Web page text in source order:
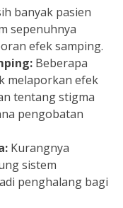
banyak pasien
sepenuhnya
efek samping.
Beberapa
melaporkan efek
tentang stigma
pengobatan
Kurangnya
sistem
penghalang bagi